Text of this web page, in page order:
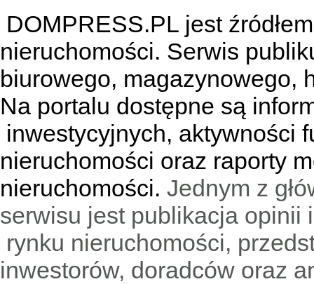
DOMPRESS.PL jest
nieruchomości. Serwis
biurowego, magazynowego,
Na portalu dostępne są
inwestycyjnych, aktywności
nieruchomości oraz raporty
nieruchomości. Jednym z
serwisu jest publikacja
rynku nieruchomości,
inwestorów, doradców oraz